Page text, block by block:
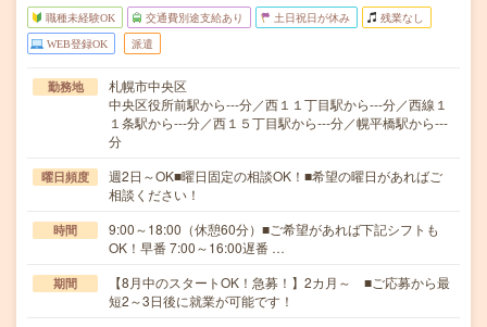
職種未経験OK 交通費別途支給あり 土日祝日が休み 残業なし
WEB登録OK 派遣
勤務地
札幌市中央区
中央区役所前駅から---分／西１１丁目駅から---分／西線１
１条駅から---分／西１５丁目駅から---分／幌平橋駅から---
分
曜日頻度
週2日～OK■曜日固定の相談OK！■希望の曜日があればご
相談ください！
時間
9:00～18:00（休憩60分）■ご希望があれば下記シフトも
OK！早番 7:00～16:00遅番 …
期間
【8月中のスタートOK！急募！】2カ月～ ■ご応募から最
短2～3日後に就業が可能です！